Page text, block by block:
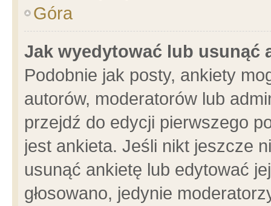
Góra
Jak wyedytować lub usunąć
Podobnie jak posty, ankiety
autorów, moderatorów lub
przejdź do edycji pierwszego
jest ankieta. Jeśli nikt jeszcze
usunąć ankietę lub edytować
głosowano, jedynie